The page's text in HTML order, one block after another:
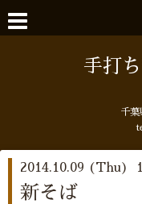
手打
千
2014.10.09 (Thu)
新そば